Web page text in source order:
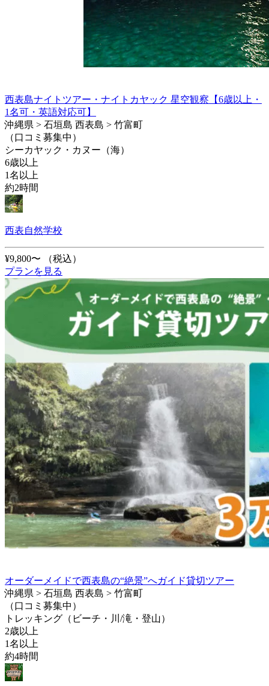
西表島ナイトツアー・ナイトカヤック 星空観察【6歳以上・
1名可・英語対応可】
沖縄県 > 石垣島 西表島 > 竹富町
（口コミ募集中）
シーカヤック・カヌー（海）
6歳以上
1名以上
約2時間
西表自然学校
¥9,800〜
（税込）
プランを見る
オーダーメイドで西表島の“絶景”へガイド貸切ツアー
沖縄県 > 石垣島 西表島 > 竹富町
（口コミ募集中）
トレッキング（ビーチ・川/滝・登山）
2歳以上
1名以上
約4時間